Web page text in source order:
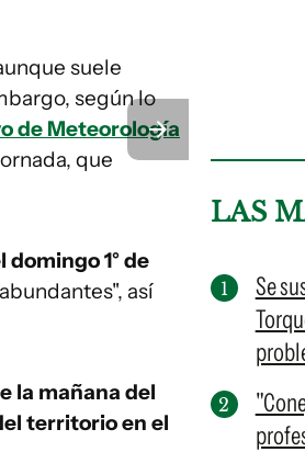
suele
según lo
de Meteorología
que
domingo 1° de
así
la mañana del
territorio en el
LAS
Se